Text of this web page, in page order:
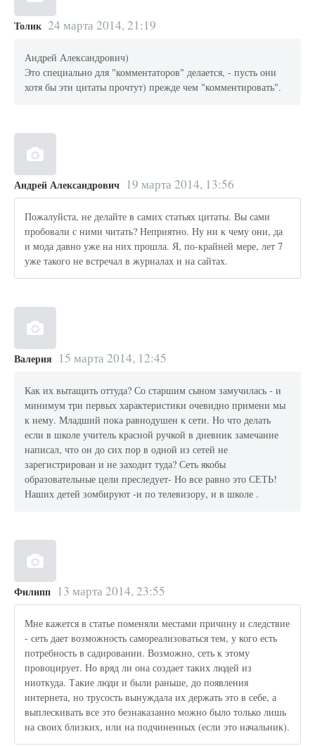
Толик 24 марта 2014, 21:19
Андрей Александрович)
Это специально для "комментаторов" делается, - пусть они
хотя бы эти цитаты прочтут) прежде чем "комментировать".
Андрей Александрович 19 марта 2014, 13:56
Пожалуйста, не делайте в самих статьях цитаты. Вы сами
пробовали с ними читать? Неприятно. Ну ни к чему они, да
и мода давно уже на них прошла. Я, по-крайней мере, лет 7
уже такого не встречал в журналах и на сайтах.
Валерия 15 марта 2014, 12:45
Как их вытащить оттуда? Со старшим сыном замучилась - и
минимум три первых характеристики очевидно примени мы
к нему. Младший пока равнодушен к сети. Но что делать
если в школе учитель красной ручкой в дневник замечание
написал, что он до сих пор в одной из сетей не
зарегистрирован и не заходит туда? Сеть якобы
образовательные цели преследует- Но все равно это СЕТЬ!
Наших детей зомбируют -и по телевизору, и в школе .
Филипп 13 марта 2014, 23:55
Мне кажется в статье поменяли местами причину и следствие
- сеть дает возможность самореализоваться тем, у кого есть
потребность в садировании. Возможно, сеть к этому
провоцирует. Но вряд ли она создает таких людей из
ниоткуда. Такие люди и были раньше, до появления
интернета, но трусость вынуждала их держать это в себе, а
выплескивать все это безнаказанно можно было только лишь
на своих близких, или на подчиненных (если это начальник).